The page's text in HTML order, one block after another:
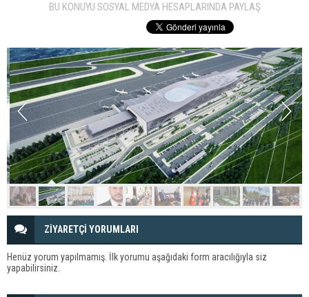
BU KONUYU SOSYAL MEDYA HESAPLARINDA PAYLAŞ
ZİYARETÇİ YORUMLARI
Henüz yorum yapılmamış. İlk yorumu aşağıdaki form aracılığıyla siz
yapabilirsiniz.